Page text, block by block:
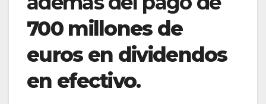
700 millones de
euros en dividendos
en efectivo.